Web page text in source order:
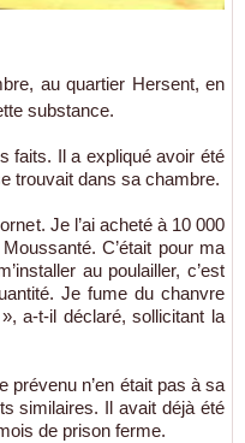
au quartier Hersent, en
substance.
faits. Il a expliqué avoir été
trouvait dans sa chambre.
Je l’ai acheté à 10 000
C’était pour ma
au poulailler, c’est
Je fume du chanvre
a-t-il déclaré, sollicitant la
prévenu n’en était pas à sa
similaires. Il avait déjà été
de prison ferme.